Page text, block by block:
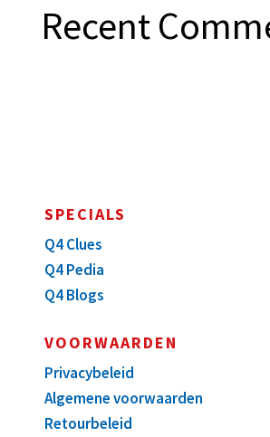
Recent
SPECIALS
Q4 Clues
Q4 Pedia
Q4 Blogs
VOORWAARDEN
Privacybeleid
Algemene voorwaarden
Retourbeleid